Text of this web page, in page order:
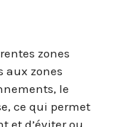
zones
aux zones
le
ce qui permet